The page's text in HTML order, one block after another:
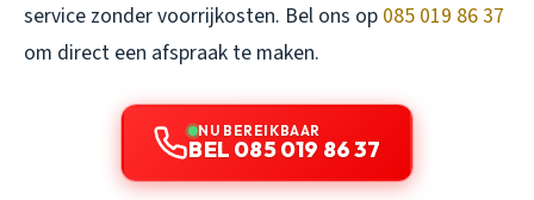
service zonder voorrijkosten. Bel ons op 085 019 86 37
om direct een afspraak te maken.
NU BEREIKBAAR
BEL 085 019 86 37